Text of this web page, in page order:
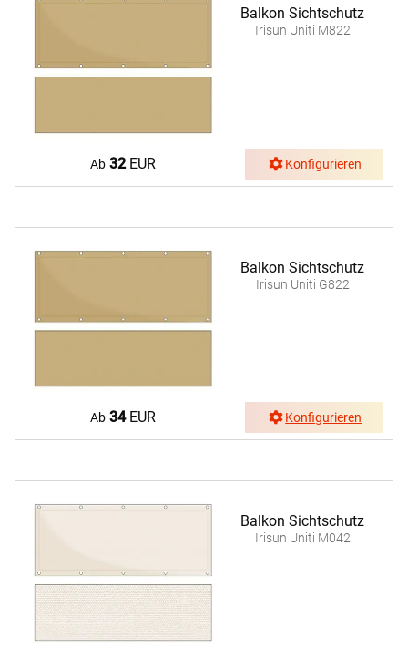
Balkon Sichtschutz
Irisun Uniti M822
Ab 32EUR Konfigurieren
Balkon Sichtschutz
Irisun Uniti G822
Ab 34EUR Konfigurieren
Balkon Sichtschutz
Irisun Uniti M042